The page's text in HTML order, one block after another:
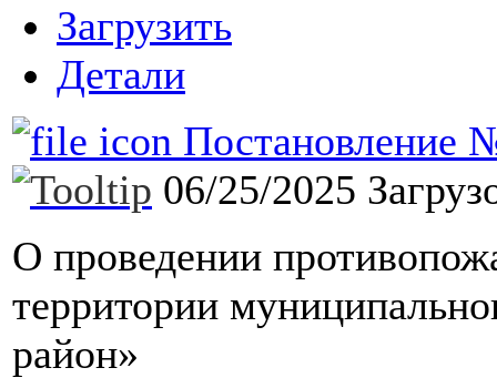
Загрузить
Детали
Постановление
06/25/2025
О проведении
территории
район»